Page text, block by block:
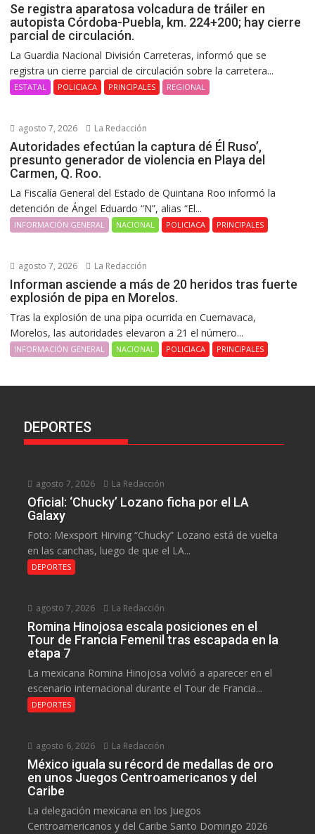
Se registra aparatosa volcadura de tráiler en
autopista Córdoba-Puebla, km. 224+200; hay cierre
parcial de circulación.
La Guardia Nacional División Carreteras, informó que se
registra un cierre parcial de circulación sobre la carretera...
ESTATAL POLICIACA PRINCIPALES REGIONAL
agosto 7, 2026 La Redacción
Autoridades efectúan la captura dé Él Ruso’,
presunto generador de violencia en Playa del
Carmen, Q. Roo.
La Fiscalía General del Estado de Quintana Roo informó la
detención de Ángel Eduardo “N”, alias “El...
INFORMACIÓN GENERAL NACIONAL POLICIACA PRINCIPALES
agosto 7, 2026 La Redacción
Informan asciende a más de 20 heridos tras fuerte
explosión de pipa en Morelos.
Tras la explosión de una pipa ocurrida en Cuernavaca,
Morelos, las autoridades elevaron a 21 el número...
INFORMACIÓN GENERAL NACIONAL POLICIACA PRINCIPALES
DEPORTES
agosto 7, 2026 La Redacción
Oficial: ‘Chucky’ Lozano ficha por el LA
Galaxy
Foto: Mexsport Hirving “Chucky” Lozano está de vuelta
en las canchas, luego de que el LA...
DEPORTES
agosto 7, 2026 La Redacción
Romina Hinojosa escala posiciones en el
Tour de Francia Femenil tras escapada en la
etapa 7
La mexicana Romina Hinojosa volvió a aparecer en el
escenario internacional durante el Tour de Francia...
DEPORTES
agosto 6, 2026 La Redacción
México iguala su récord de medallas de oro
en unos Juegos Centroamericanos y del
Caribe
La delegación mexicana en los Juegos
Centroamericanos y del Caribe Santo Domingo 2026